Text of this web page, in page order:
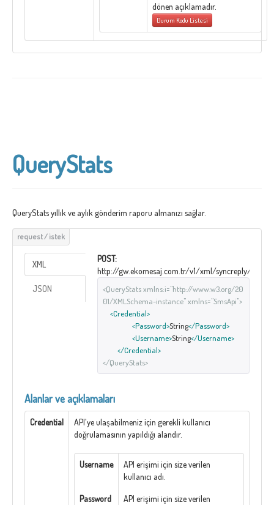
dönen açıklamadır.
Durum Kodu Listesi
QueryStats
QueryStats yıllık ve aylık gönderim raporu almanızı sağlar.
XML
JSON
POST:
http://gw.ekomesaj.com.tr/v1/xml/syncreply/
<QueryStats xmlns:i="http://www.w3.org/20
01/XMLSchema-instance" xmlns="SmsApi">
<Credential>
<Password>String</Password>
<Username>String</Username>
</Credential>
</QueryStats>
Alanlar ve açıklamaları
Credential
API'ye ulaşabilmeniz için gerekli kullanıcı
doğrulamasının yapıldığı alandır.
Username
API erişimi için size verilen
kullanıcı adı.
Password
API erişimi için size verilen